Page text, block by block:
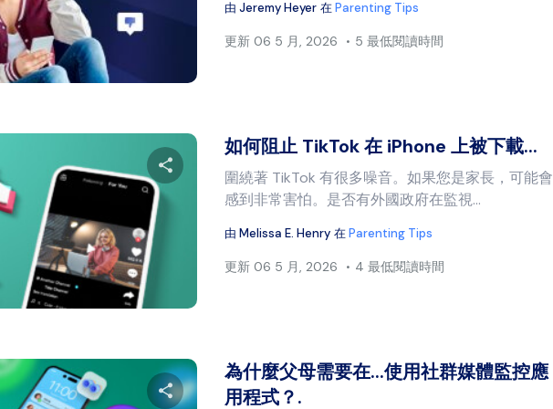
由Jeremy Heyer 在Parenting Tips
更新 06 5 月, 2026 5 最低閱讀時間
分享本文
如何阻止 TikTok 在 iPhone 上被下載...
圍繞著 TikTok 有很多噪音。如果您是家長，可能會
感到非常害怕。是否有外國政府在監視...
由Melissa E. Henry 在Parenting Tips
更新 06 5 月, 2026 4 最低閱讀時間
為什麼父母需要在...使用社群媒體監控應
用程式？.